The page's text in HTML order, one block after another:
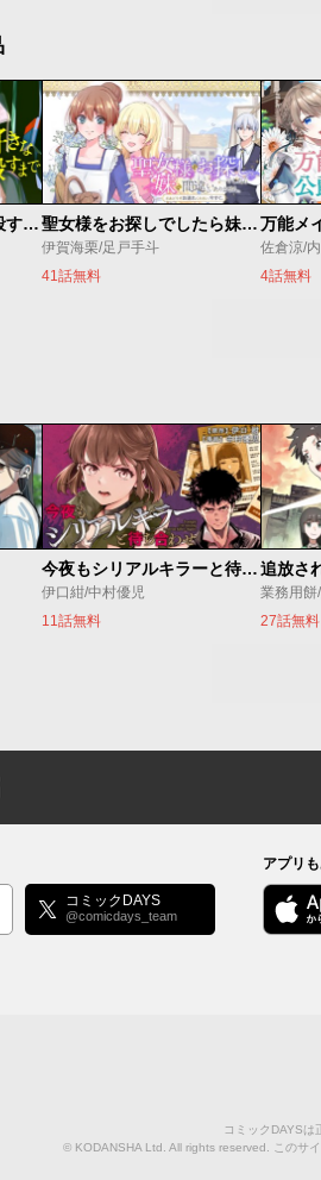
私が大好きな小説家を殺すまで 聖女様をお探しでしたら妹で間違いありません。さあどうぞお連れください、今すぐ。
伊賀海栗/足戸手斗
41話無料
4話無料
今夜もシリアルキラーと待ち合わせ
伊口紺/中村優児
11話無料
業務用餅
27話無料
コミックDAYS
@comicdays_team
アプリ
コミックDAYSは
© KODANSHA Ltd. All rights reserved. このサ